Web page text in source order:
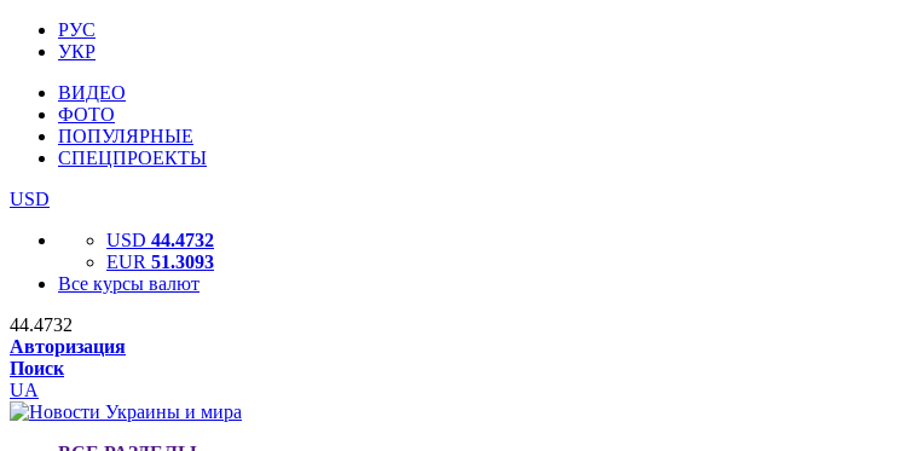
РУС
УКР
ВИДЕО
ФОТО
ПОПУЛЯРНЫЕ
СПЕЦПРОЕКТЫ
USD
USD 44.4732
EUR 51.3093
Все курсы валют
44.4732
Авторизация
Поиск
UA